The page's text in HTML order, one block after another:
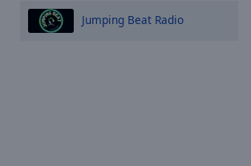
Jumping Beat Radio